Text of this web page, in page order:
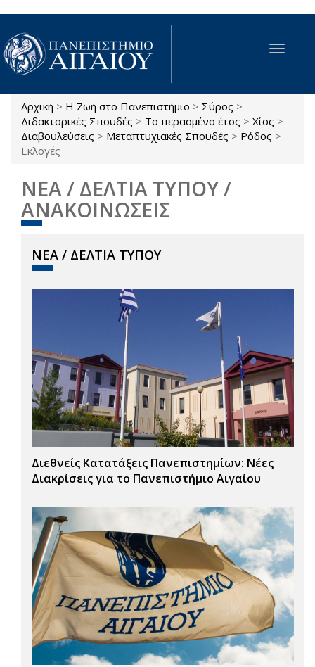
Παράκαμψη προς το κυρίως περιεχόμενο
Toggle
Είστε εδώ
Αρχική > Η Ζωή στο Πανεπιστήμιο > Σύρος >
Διδακτορικές Σπουδές > Το περασμένο έτος > Χίος >
Διαβουλεύσεις > Μεταπτυχιακές Σπουδές > Ρόδος >
Εκλογές
ΝΕΑ / ΔΕΛΤΙΑ ΤΥΠΟΥ /
ΑΝΑΚΟΙΝΩΣΕΙΣ
ΝΕΑ / ΔΕΛΤΙΑ ΤΥΠΟΥ
Διεθνείς Κατατάξεις Πανεπιστημίων: Νέες
Διακρίσεις για το Πανεπιστήμιο Αιγαίου